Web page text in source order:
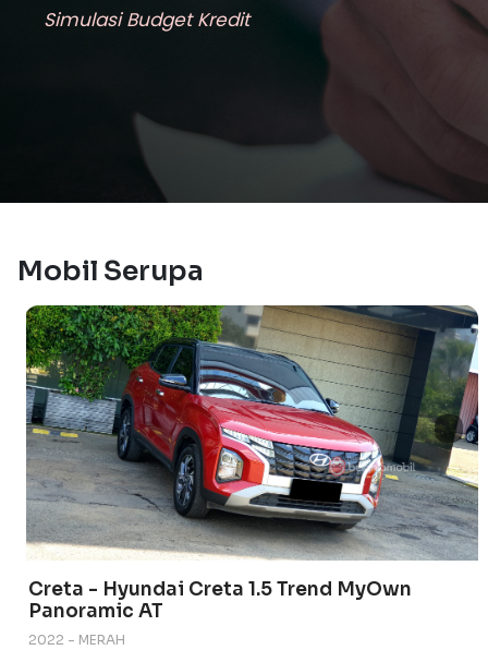
Simulasi Budget Kredit
Mobil Serupa
Creta - Hyundai Creta 1.5 Trend MyOwn
Panoramic AT
2022 - MERAH